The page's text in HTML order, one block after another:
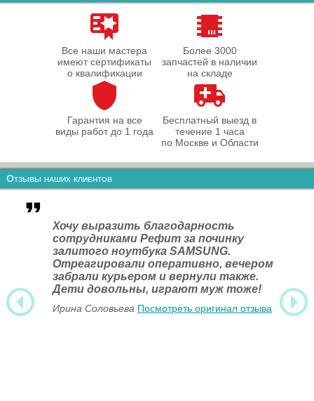
Все наши мастера
имеют сертификаты
о квалификации
Более 3000
запчастей в наличии
на складе
Гарантия на все
виды работ до 1 года
Бесплатный выезд в
течение 1 часа
по Москве и Области
Отзывы наших клиентов
Хочу выразить благодарность
сотрудниками Рефит за починку
залитого ноутбука SAMSUNG.
Отреагировали оперативно, вечером
забрали курьером и вернули также.
Дети довольны, играют муж тоже!
Ирина Соловьева Посмотреть оригинал отзыва